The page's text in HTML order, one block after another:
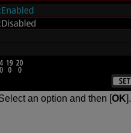
an option and then [OK].